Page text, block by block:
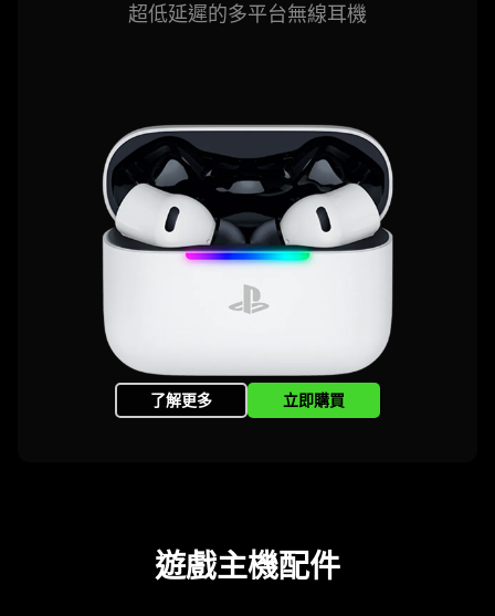
超低延遲的多平台無線耳機
了解更多 立即購買
遊戲主機配件